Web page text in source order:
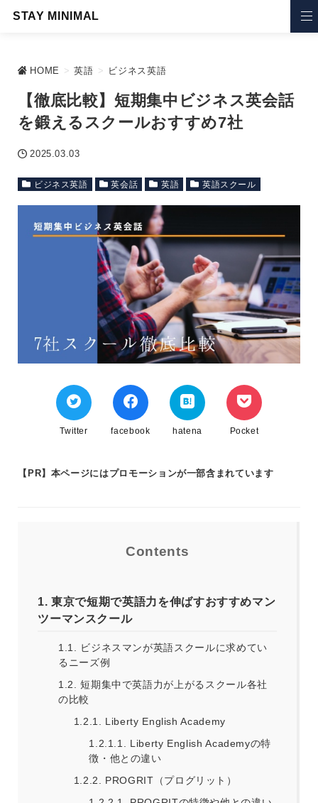
STAY MINIMAL
HOME > 英語 > ビジネス英語
【徹底比較】短期集中ビジネス英会話
を鍛えるスクールおすすめ7社
2025.03.03
ビジネス英語 英会話 英語 英語スクール
Twitter facebook hatena Pocket
【PR】本ページにはプロモーションが一部含まれています
Contents
1. 東京で短期で英語力を伸ばすおすすめマン
ツーマンスクール
1.1. ビジネスマンが英語スクールに求めてい
るニーズ例
1.2. 短期集中で英語力が上がるスクール各社
の比較
1.2.1. Liberty English Academy
1.2.1.1. Liberty English Academyの特
徴・他との違い
1.2.2. PROGRIT（プログリット）